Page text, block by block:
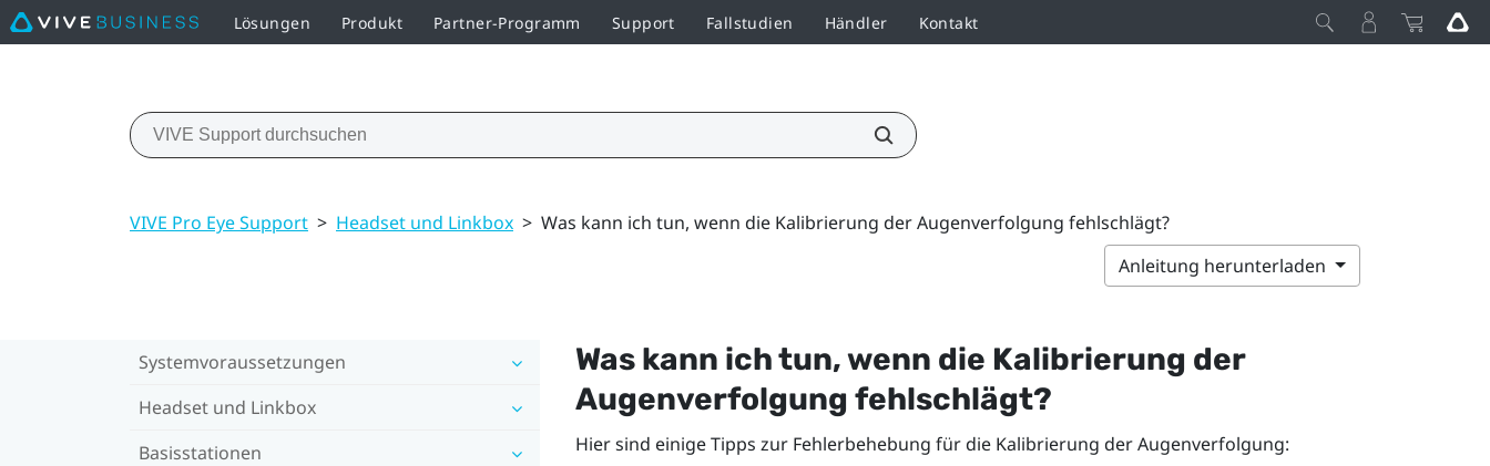
Lösungen Produkt Partner-Programm Support Fallstudien Händler Kontakt
VIVE Pro Eye Support > Headset und Linkbox > Was kann ich tun, wenn die Kalibrierung der Augenverfolgung fehlschlägt?
Anleitung herunterladen
Systemvoraussetzungen
Headset und Linkbox
Basisstationen
Was kann ich tun, wenn die Kalibrierung der
Augenverfolgung fehlschlägt?
Hier sind einige Tipps zur Fehlerbehebung für die Kalibrierung der Augenverfolgung: